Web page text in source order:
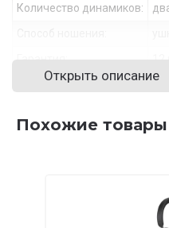
Количество динамиков:
Гарантия:
12
Открыть описание
Похожие товары